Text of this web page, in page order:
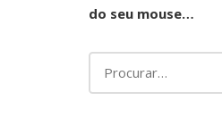
do seu mouse…